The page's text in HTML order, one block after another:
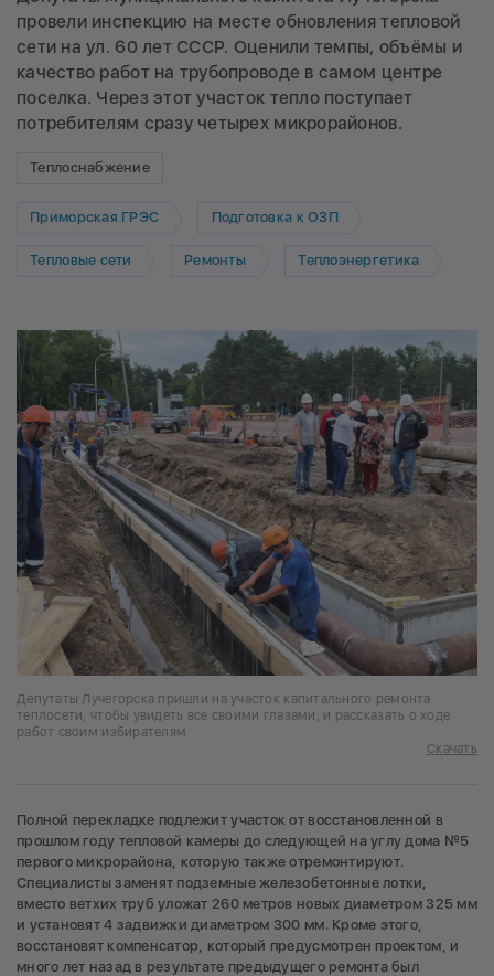
провели инспекцию на месте обновления тепловой
сети на ул. 60 лет СССР. Оценили темпы, объёмы и
качество работ на трубопроводе в самом центре
поселка. Через этот участок тепло поступает
потребителям сразу четырех микрорайонов.
Теплоснабжение
Приморская ГРЭС Подготовка к ОЗП
Тепловые сети Ремонты Теплоэнергетика
Депутаты Лучегорска пришли на участок капитального ремонта
теплосети, чтобы увидеть все своими глазами, и рассказать о ходе
работ своим избирателям
Скачать
Полной перекладке подлежит участок от восстановленной в
прошлом году тепловой камеры до следующей на углу дома №5
первого микрорайона, которую также отремонтируют.
Специалисты заменят подземные железобетонные лотки,
вместо ветхих труб уложат 260 метров новых диаметром 325 мм
и установят 4 задвижки диаметром 300 мм. Кроме этого,
восстановят компенсатор, который предусмотрен проектом, и
много лет назад в результате предыдущего ремонта был